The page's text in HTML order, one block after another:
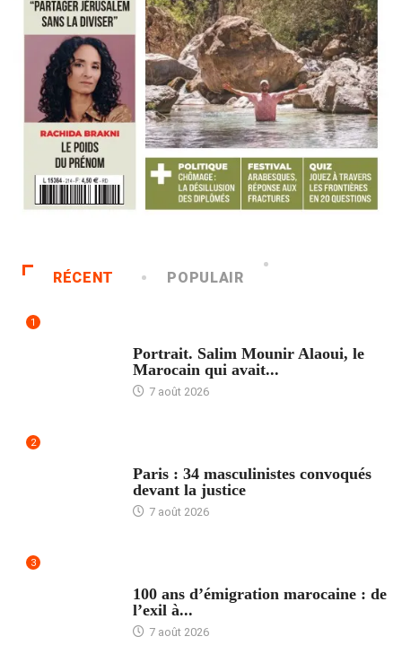
RÉCENT POPULAIR
1
Portrait. Salim Mounir Alaoui, le
Marocain qui avait...
7 août 2026
2
Paris : 34 masculinistes convoqués
devant la justice
7 août 2026
3
100 ans d’émigration marocaine : de
l’exil à...
7 août 2026